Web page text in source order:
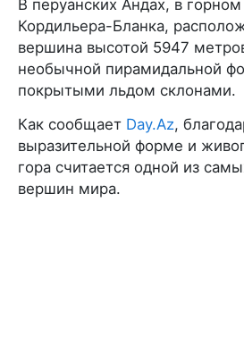
В перуанских Андах, в
Кордильера-Бланка,
вершина высотой 5947
необычной пирамидальной
покрытыми льдом склонами.
Как сообщает Day.Az,
выразительной форме и
гора считается одной из
вершин мира.